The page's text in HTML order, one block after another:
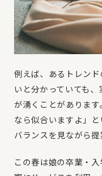
例えば、あるトレン
いと分かっていても
が湧くことがありま
なら似合いますよ」
バランスを見ながら提
この春は娘の卒業・